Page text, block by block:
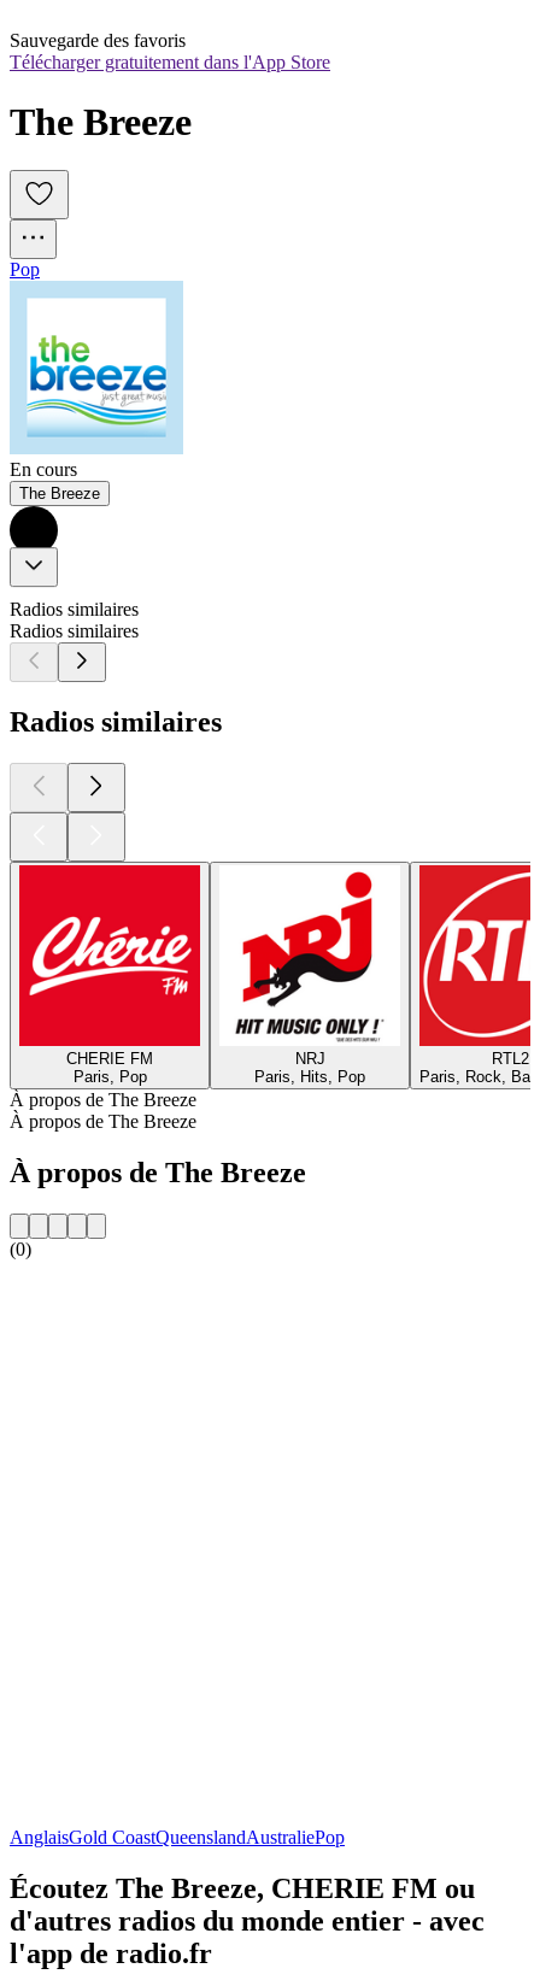
Sauvegarde des favoris
Télécharger gratuitement dans l'App Store
The Breeze
Pop
En cours
The Breeze
Radios similaires
Radios similaires
Radios similaires
CHERIE FM
Paris, Pop
NRJ
Paris, Hits, Pop
RTL2
Paris, Rock,
À propos de The Breeze
À propos de The Breeze
À propos de The Breeze
(0)
AnglaisGold CoastQueenslandAustraliePop
Écoutez The Breeze, CHERIE FM ou
d'autres radios du monde entier - avec
l'app de radio.fr